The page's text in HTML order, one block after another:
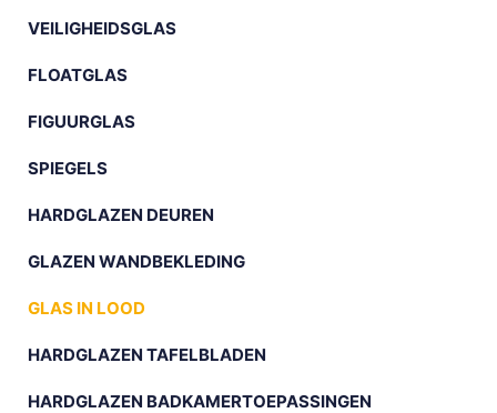
VEILIGHEIDSGLAS
FLOATGLAS
FIGUURGLAS
SPIEGELS
HARDGLAZEN DEUREN
GLAZEN WANDBEKLEDING
GLAS IN LOOD
HARDGLAZEN TAFELBLADEN
HARDGLAZEN BADKAMERTOEPASSINGEN